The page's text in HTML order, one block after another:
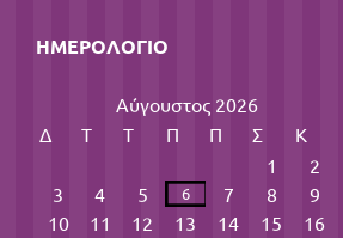
ΗΜΕΡΟΛΌΓΙΟ
Αύγουστος 2026
Δ
Τ Τ Π Π Σ
Κ
1
2
3
4 5 6 7 8
9
10
11 12 13 14 15
16